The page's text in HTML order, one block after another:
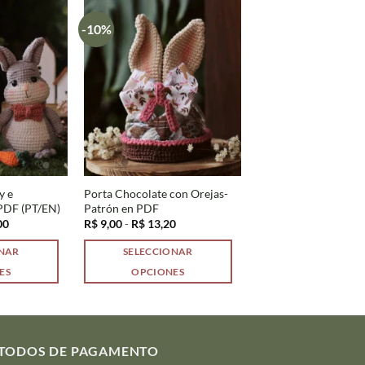
e
(PT/EN)
Rango
precios:
desde
R$ 39,50
hasta
-10%
Porta Chocolate con Orejas-
Patrón en PDF
R$9,00- R$13,20Rango
precios:
desde
R$ 9,00
hasta
SELECCIONAR
OPCIONES
múltiples
DE PAGAMENTO